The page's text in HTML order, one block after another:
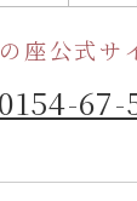
座公式サ
0154-67-